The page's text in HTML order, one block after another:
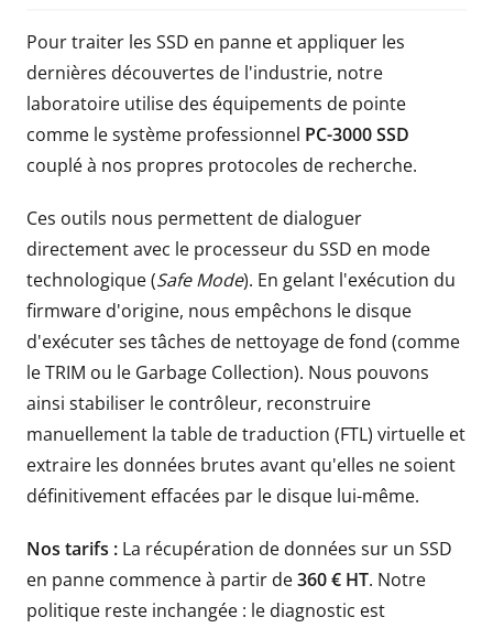
Pour traiter les SSD en panne et appliquer les
dernières découvertes de l'industrie, notre
laboratoire utilise des équipements de pointe
comme le système professionnel PC-3000 SSD
couplé à nos propres protocoles de recherche.
Ces outils nous permettent de dialoguer
directement avec le processeur du SSD en mode
technologique (Safe Mode). En gelant l'exécution du
firmware d'origine, nous empêchons le disque
d'exécuter ses tâches de nettoyage de fond (comme
le TRIM ou le Garbage Collection). Nous pouvons
ainsi stabiliser le contrôleur, reconstruire
manuellement la table de traduction (FTL) virtuelle et
extraire les données brutes avant qu'elles ne soient
définitivement effacées par le disque lui-même.
Nos tarifs : La récupération de données sur un SSD
en panne commence à partir de360 € HT. Notre
politique reste inchangée : le diagnostic est